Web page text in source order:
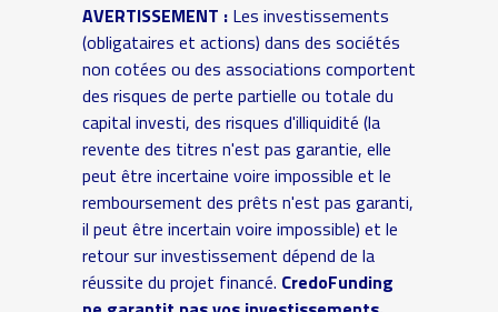
AVERTISSEMENT :Les investissements
(obligataires et actions) dans des sociétés
non cotées ou des associations comportent
des risques de perte partielle ou totale du
capital investi, des risques d'illiquidité (la
revente des titres n'est pas garantie, elle
peut être incertaine voire impossible et le
remboursement des prêts n'est pas garanti,
il peut être incertain voire impossible) et le
retour sur investissement dépend de la
réussite du projet financé. CredoFunding